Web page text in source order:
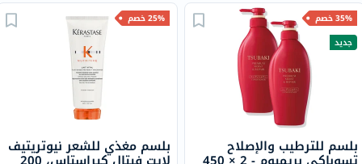
35% خصم
جديد
بلسم للترطيب والإصلاح
25% خصم
بلسم مغذي للشعر نيوتريتيف